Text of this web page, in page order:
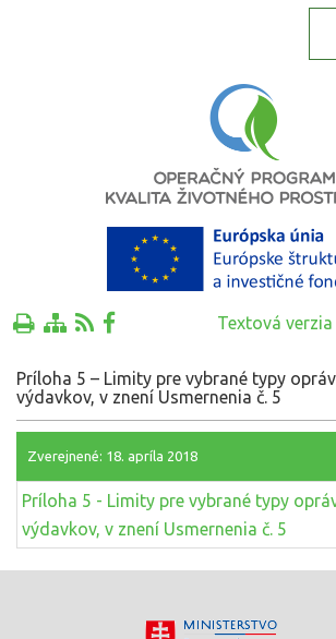
Textová verzia
Príloha 5 – Limity pre vybrané typy
výdavkov, v znení Usmernenia č. 5
Zverejnené: 18. apríla 2018
Príloha 5 - Limity pre vybrané typy
výdavkov, v znení Usmernenia č. 5